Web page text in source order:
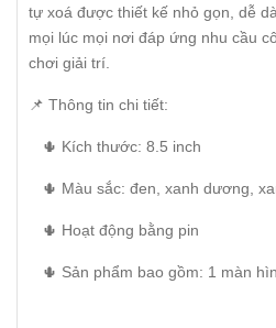
tự xoá được thiết kế nhỏ gọn, dễ
mọi lúc mọi nơi đáp ứng nhu cầu
chơi giải trí.
📌 Thông tin chi tiết:
🌵 Kích thước: 8.5 inch
🌵 Màu sắc: đen, xanh dương,
🌵 Hoạt động bằng pin
🌵 Sản phẩm bao gồm: 1 màn